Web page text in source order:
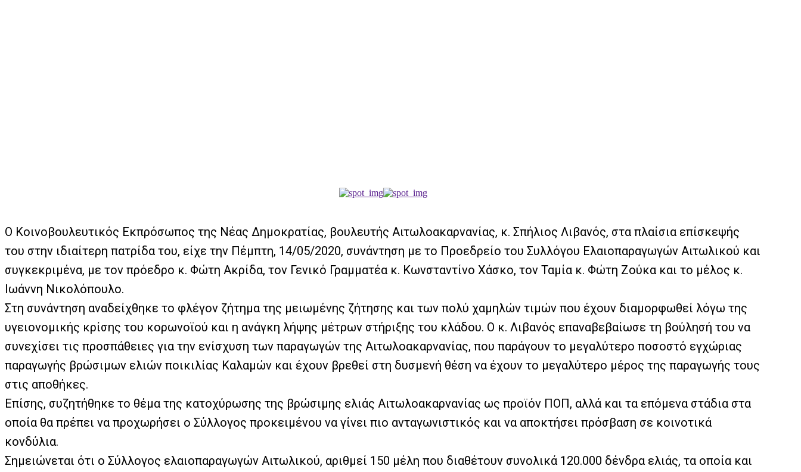
Ο Κοινοβουλευτικός Εκπρόσωπος της Νέας Δημοκρατίας, βουλευτής Αιτωλοακαρνανίας, κ. Σπήλιος Λιβανός, στα πλαίσια επίσκεψής
του στην ιδιαίτερη πατρίδα του, είχε την Πέμπτη, 14/05/2020, συνάντηση με το Προεδρείο του Συλλόγου Ελαιοπαραγωγών Αιτωλικού και
συγκεκριμένα, με τον πρόεδρο κ. Φώτη Ακρίδα, τον Γενικό Γραμματέα κ. Κωνσταντίνο Χάσκο, τον Ταμία κ. Φώτη Ζούκα και το μέλος κ.
Ιωάννη Νικολόπουλο.
Στη συνάντηση αναδείχθηκε το φλέγον ζήτημα της μειωμένης ζήτησης και των πολύ χαμηλών τιμών που έχουν διαμορφωθεί λόγω της
υγειονομικής κρίσης του κορωνοϊού και η ανάγκη λήψης μέτρων στήριξης του κλάδου. Ο κ. Λιβανός επαναβεβαίωσε τη βούλησή του να
συνεχίσει τις προσπάθειες για την ενίσχυση των παραγωγών της Αιτωλοακαρνανίας, που παράγουν το μεγαλύτερο ποσοστό εγχώριας
παραγωγής βρώσιμων ελιών ποικιλίας Καλαμών και έχουν βρεθεί στη δυσμενή θέση να έχουν το μεγαλύτερο μέρος της παραγωγής τους
στις αποθήκες.
Επίσης, συζητήθηκε το θέμα της κατοχύρωσης της βρώσιμης ελιάς Αιτωλοακαρνανίας ως προϊόν ΠΟΠ, αλλά και τα επόμενα στάδια στα
οποία θα πρέπει να προχωρήσει ο Σύλλογος προκειμένου να γίνει πιο ανταγωνιστικός και να αποκτήσει πρόσβαση σε κοινοτικά
κονδύλια.
Σημειώνεται ότι ο Σύλλογος ελαιοπαραγωγών Αιτωλικού, αριθμεί 150 μέλη που διαθέτουν συνολικά 120.000 δένδρα ελιάς, τα οποία και